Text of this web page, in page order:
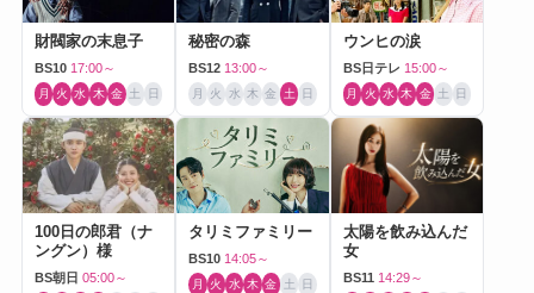
財閥家の末息子
BS10 17:00～
月 火 水 木 金 土 日
秘密の森
BS12 13:00～
月 火 水 木 金 土 日
ウンヒの涙
BS日テレ 15:00～
月 火 水 木 金 土 日
100日の郎君（ナ
ングン）様
BS朝日 05:00～
タリミファミリー
BS10 14:05～
月 火 水 木 金 土 日
太陽を飲み込んだ
女
BS11 14:29～